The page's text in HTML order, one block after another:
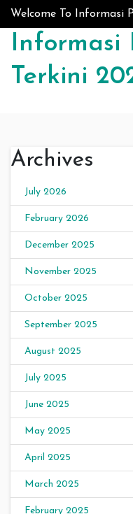
Skip to content
Welcome To Informasi
Informasi
Terkini
Archives
July 2026
February 2026
December 2025
November 2025
October 2025
September 2025
August 2025
July 2025
June 2025
May 2025
April 2025
March 2025
February 2025